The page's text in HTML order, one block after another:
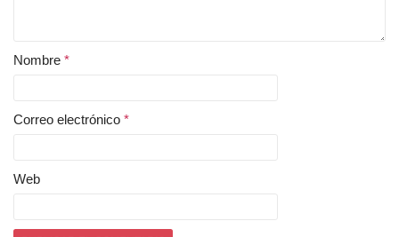
Nombre *
Correo electrónico *
Web